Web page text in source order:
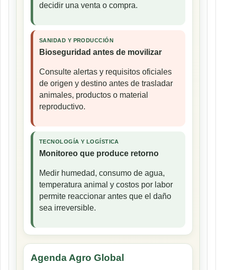
decidir una venta o compra.
SANIDAD Y PRODUCCIÓN
Bioseguridad antes de movilizar
Consulte alertas y requisitos oficiales
de origen y destino antes de trasladar
animales, productos o material
reproductivo.
TECNOLOGÍA Y LOGÍSTICA
Monitoreo que produce retorno
Medir humedad, consumo de agua,
temperatura animal y costos por labor
permite reaccionar antes que el daño
sea irreversible.
Agenda Agro Global